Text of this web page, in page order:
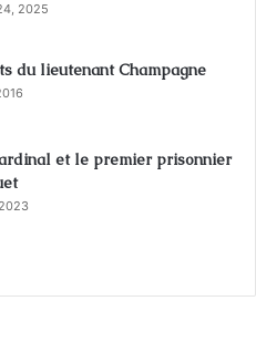
2025
du lieutenant Champagne
et le premier prisonnier